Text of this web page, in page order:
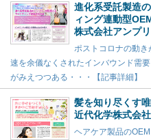
進化系受託製造
ィング連動型
株式会社アンプ
ポストコロナの動
速を余儀なくされたインバウンド需
がみえつつある・・・【記事詳細】
髪を知り尽くす
近代化学株式会社
ヘアケア製品の